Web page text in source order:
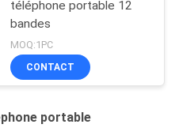
téléphone portable 12
bandes
MOQ:1PC
CONTACT
portable